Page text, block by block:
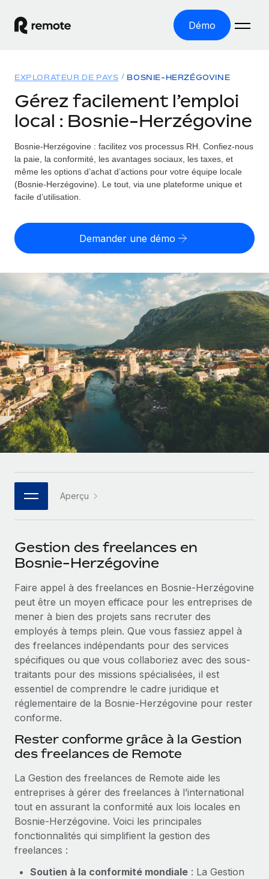
Démo
EMPLOI À L’INTERNATIONAL
Paie multipays
Gérez la paie facilement et en toute conformité
Employer of record
Développez-vous à l’international sans frais liés aux
Pilotage 360 des freelances
Gestion des freelances
Intégrez et gérez vos freelances partout dans le monde
PEO
Sous-traitez les opérations complexes liées à l’emploi
INFRASTRUCTURE
Intégration Remote
Intégrez vos RH aux flux de travail en toute simplicité
Plateforme
Des fonctions RH clés intégrées pour votre équipe
notre MCP
Intégrations
Demandez aux experts
Recevez des conseils d’experts sur les RH à
l’international et la conformité
Contrôles d’antécédents
Simplifiez vos processus de présélection des
candidats
Remote Watchtower
Gardez un temps d’avance sur les risques en
matière de conformité
Gestion des appareils
Achetez et suivez vos équipements informatiques
dans le monde entier
Création d’entité
Établissez des entités rapidement et en toute
conformité
Mobilité et déménagement international
Solutions
COUVERTURE MONDIALE
Explorateur de pays
Toutes les informations sur l’emploi à l’international,
pays par pays
Explorateur des États-Unis (par État)
Simplifiez l’embauche à travers les différents États des
États-Unis
Comparer Remote
Examinez notre service par rapport aux autres
Start-ups
Des solutions agiles et internationales pour les RH et la
paie des entreprises en pleine croissance
Entreprises intermédiaires
Développez vos équipes avec des solutions RH sur
mesure
Les RH à l’international pour les grandes entreprises
TRAVAILLONS ENSEMBLE
Intégrez les RH à l’international de manière flexible
Devenir partenaire
Explorez avec nous vos opportunités de partenariat
Remote Build
Bientôt disponible
Conseil en intégrations et automatisations assistées par
l’IA
ÉTUDES DE CAS
Ressources
OUTILS & CALCULATEURS
Outil de calcul du risque de requalification de
Calculateur du coût des employés
Calculateur de paiement des freelances
Découvrez les devises disponibles et les vitesses de
paiement pour vos freelances internationaux
APPRENDRE AVEC REMOTE
Recherche et guides
Études de cas
Glossaire RH
Descriptions de postes
Webinaires
Événements
Salle de presse
Données sur les salaires et les talents
Centre de ressources
Obtenir de l’aide
Voir toutes les ressources
BLOG
EOR et PEO
Gestion des freelances
Taxes
Explorer le blog
Tarification
Nederlands
Deutsch
Español
Italiano
Português (Portugal)
한국어
Connexion
EXPLORATEUR DE PAYS BOSNIE-HERZÉGOVINE
Gérez facilement l’emploi
local : Bosnie-Herzégovine
Bosnie-Herzégovine : facilitez vos processus RH. Confiez-nous
la paie, la conformité, les avantages sociaux, les taxes, et
même les options d’achat d’actions pour votre équipe locale
(Bosnie-Herzégovine). Le tout, via une plateforme unique et
facile d’utilisation.
Demander une démo
Aperçu
Gestion des freelances en
Bosnie-Herzégovine
Faire appel à des freelances en Bosnie-Herzégovine
peut être un moyen efficace pour les entreprises de
mener à bien des projets sans recruter des
employés à temps plein. Que vous fassiez appel à
des freelances indépendants pour des services
spécifiques ou que vous collaboriez avec des sous-
traitants pour des missions spécialisées, il est
essentiel de comprendre le cadre juridique et
réglementaire de la Bosnie-Herzégovine pour rester
conforme.
Rester conforme grâce à la Gestion
des freelances de Remote
La Gestion des freelances de Remote aide les
entreprises à gérer des freelances à l’international
tout en assurant la conformité aux lois locales en
Bosnie-Herzégovine. Voici les principales
fonctionnalités qui simplifient la gestion des
freelances :
Soutien à la conformité mondiale : La Gestion